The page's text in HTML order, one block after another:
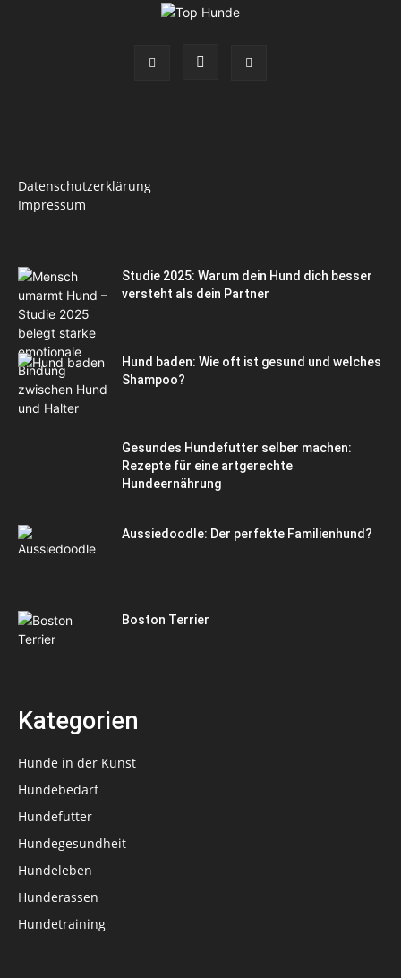
Datenschutzerklärung
Impressum
Studie 2025: Warum dein Hund dich besser
versteht als dein Partner
Hund baden: Wie oft ist gesund und welches
Shampoo?
Gesundes Hundefutter selber machen:
Rezepte für eine artgerechte
Hundeernährung
Aussiedoodle: Der perfekte Familienhund?
Boston Terrier
Kategorien
Hunde in der Kunst
Hundebedarf
Hundefutter
Hundegesundheit
Hundeleben
Hunderassen
Hundetraining